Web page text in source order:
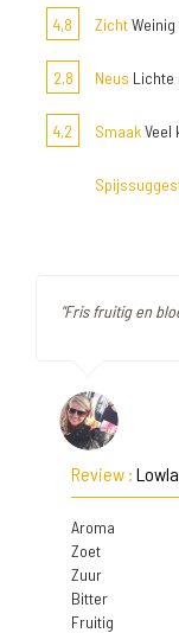
4,8
Zicht
2,8 Neus Lichte
4,2 SmaakVeel
"Fris fruitig en
Review :
Aroma
Zoet
Zuur
Bitter
Fruitig